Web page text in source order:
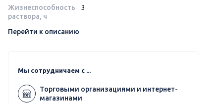
Жизнеспособность
раствора, ч
3
Перейти к описанию
Мы сотрудничаем с ...
Торговыми организациями и интернет-
магазинами